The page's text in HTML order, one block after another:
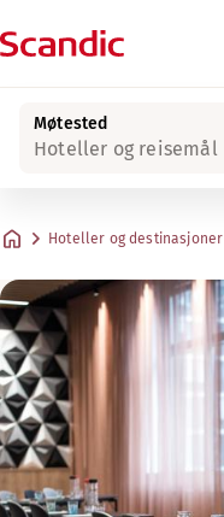
Møtested
Hoteller og reisemål
Hoteller og destinasjoner